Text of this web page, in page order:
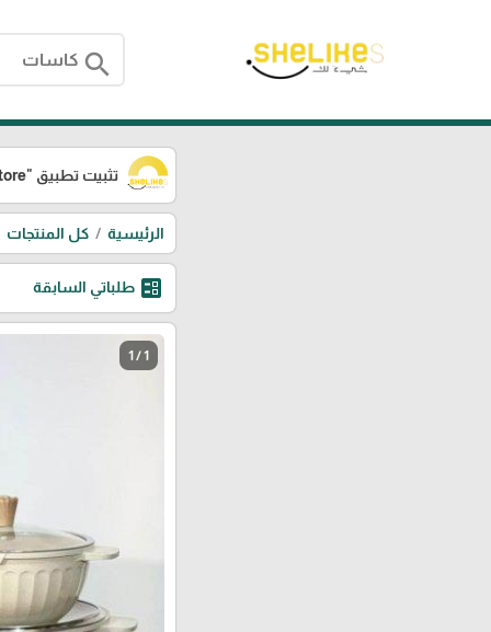
search
تثبيت تطبيق "SheLikes Store"
الرئيسية كل المنتجات
ballot طلباتي السابقة
1 / 1